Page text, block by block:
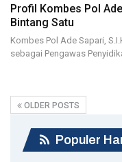
Profil Kombes Pol
Bintang Satu
Kombes Pol Ade Sapari,
sebagai Pengawas
OLDER POSTS
Populer